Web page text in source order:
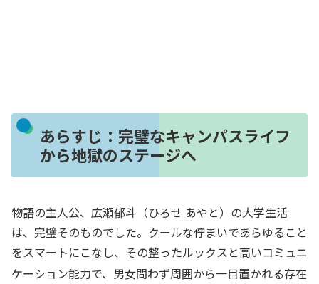
あらすじ：完璧なキャンパスライフ
から地獄のステージへ
物語の主人公、広瀬郁斗（ひろせ あやと）の大学生活
は、完璧そのものでした。クールな佇まいであらゆること
をスマートにこなし、その整ったルックスと高いコミュニ
ケーション能力で、男女問わず周囲から一目置かれる存在